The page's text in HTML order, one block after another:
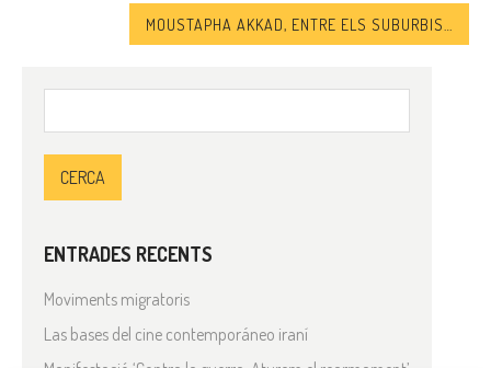
ENTRADES RECENTS
Moviments migratoris
Las bases del cine contemporáneo iraní